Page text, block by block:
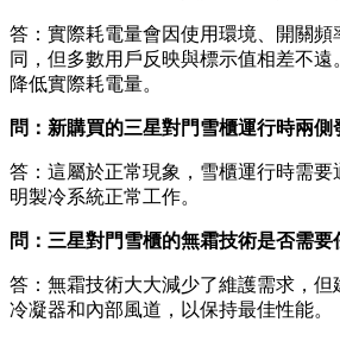
答：實際耗電量會因使用環境、開關頻
同，但多數用戶反映與標示值相差不
降低實際耗電量。
問：新購買的三星對門雪櫃運行時兩側
答：這屬於正常現象，雪櫃運行時需要
明製冷系統正常工作。
問：三星對門雪櫃的無霜技術是否需要
答：無霜技術大大減少了維護需求，但
冷凝器和內部風道，以保持最佳性能。